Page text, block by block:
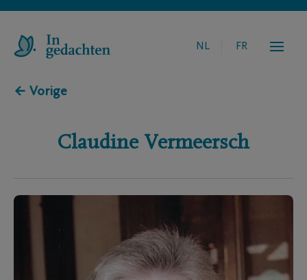
NL FR
← Vorige
Claudine Vermeersch